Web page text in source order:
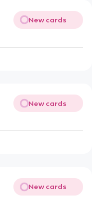
New cards
New cards
New cards